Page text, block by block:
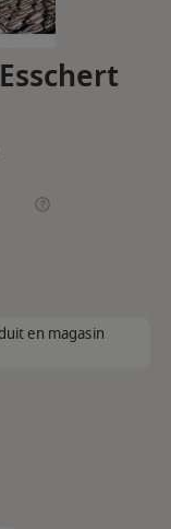
en magasin